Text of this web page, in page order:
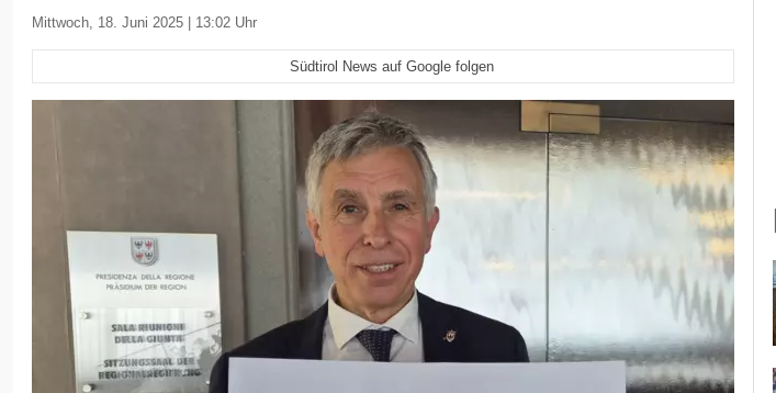
Mittwoch, 18. Juni 2025 | 13:02 Uhr
Südtirol News auf Google folgen